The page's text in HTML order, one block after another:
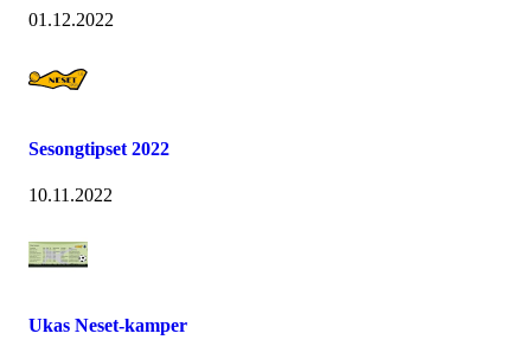
01.12.2022
Sesongtipset 2022
10.11.2022
Ukas Neset-kamper